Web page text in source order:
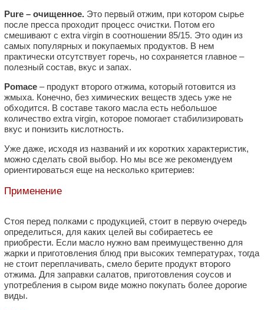
Pure – очищенное. Это первый отжим, при котором сырье
после пресса проходит процесс очистки. Потом его
смешивают с extra virgin в соотношении 85/15. Это один из
самых популярных и покупаемых продуктов. В нем
практически отсутствует горечь, но сохраняется главное –
полезный состав, вкус и запах.
Pomace – продукт второго отжима, который готовится из
жмыха. Конечно, без химических веществ здесь уже не
обходится. В составе такого масла есть небольшое
количество extra virgin, которое помогает стабилизировать
вкус и понизить кислотность.
Уже даже, исходя из названий и их коротких характеристик,
можно сделать свой выбор. Но мы все же рекомендуем
ориентироваться еще на несколько критериев:
Применение
Стоя перед полками с продукцией, стоит в первую очередь
определиться, для каких целей вы собираетесь ее
приобрести. Если масло нужно вам преимущественно для
жарки и приготовления блюд при высоких температурах, тогда
не стоит переплачивать, смело берите продукт второго
отжима. Для заправки салатов, приготовления соусов и
употребления в сыром виде можно покупать более дорогие
виды.